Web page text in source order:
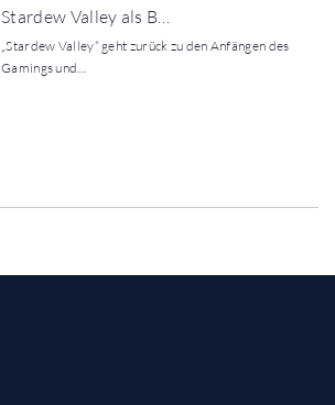
Stardew Valley als B…
„Stardew Valley“ geht zurück zu den Anfängen des
Gamings und…